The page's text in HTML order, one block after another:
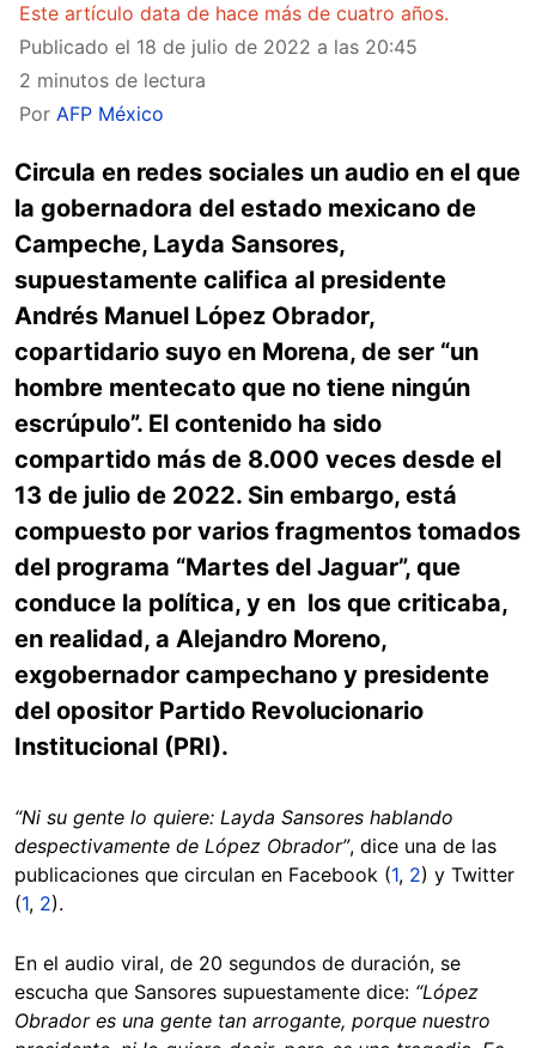
Este artículo data de hace más de cuatro años.
Publicado el 18 de julio de 2022 a las 20:45
2 minutos de lectura
Por AFP México
Circula en redes sociales un audio en el que
la gobernadora del estado mexicano de
Campeche, Layda Sansores,
supuestamente califica al presidente
Andrés Manuel López Obrador,
copartidario suyo en Morena, de ser “un
hombre mentecato que no tiene ningún
escrúpulo”. El contenido ha sido
compartido más de 8.000 veces desde el
13 de julio de 2022. Sin embargo, está
compuesto por varios fragmentos tomados
del programa “Martes del Jaguar”, que
conduce la política, y en los que criticaba,
en realidad, a Alejandro Moreno,
exgobernador campechano y presidente
del opositor Partido Revolucionario
Institucional (PRI).
“Ni su gente lo quiere: Layda Sansores hablando
despectivamente de López Obrador”, dice una de las
publicaciones que circulan en Facebook (1, 2) y Twitter
(1, 2).
En el audio viral, de 20 segundos de duración, se
escucha que Sansores supuestamente dice: “López
Obrador es una gente tan arrogante, porque nuestro